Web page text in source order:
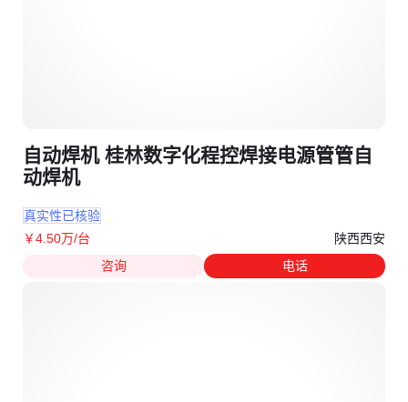
自动焊机 桂林数字化程控焊接电源管管自
动焊机
真实性已核验
￥4 .50万/台
陕西西安
咨询
电话